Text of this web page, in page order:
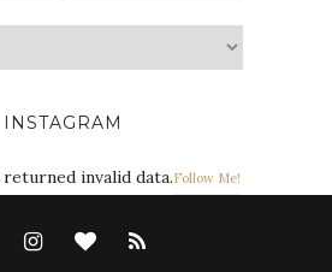
INSTAGRAM
invalid data.Follow Me!